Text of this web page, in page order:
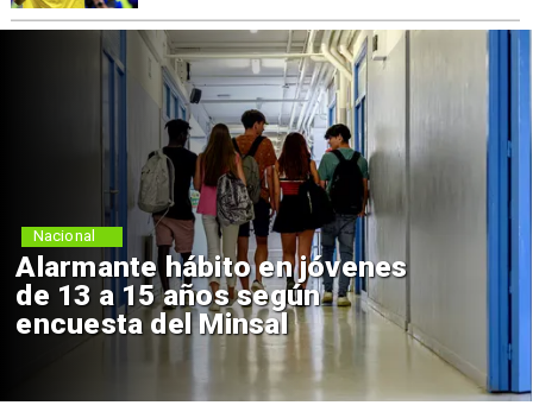
Alarmante hábito en jóvenes
de 13 a 15 años según
encuesta del Minsal
Nacional